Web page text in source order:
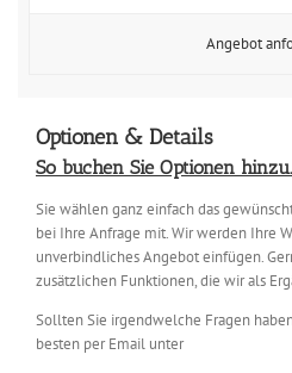
Angebot
Optionen & Details
So buchen Sie Optionen
Sie wählen ganz einfach das
bei Ihre Anfrage mit. Wir werden Ihre
unverbindliches Angebot einfügen.
zusätzlichen Funktionen, die wir als
Sollten Sie irgendwelche Fragen
besten per Email unter